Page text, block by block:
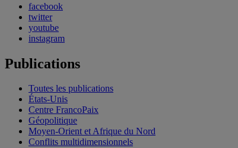
facebook
twitter
youtube
instagram
Publications
Toutes les publications
États-Unis
Centre FrancoPaix
Géopolitique
Moyen-Orient et Afrique du Nord
Conflits multidimensionnels